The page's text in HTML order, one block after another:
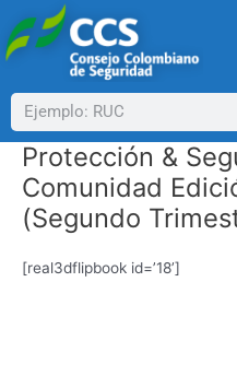
al
contenido
Buscar
Protección &
Comunidad
(Segundo
[real3dflipbook id=’18’]